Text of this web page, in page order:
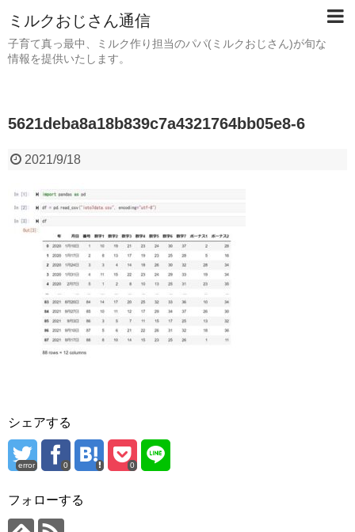
ミルクおじさん通信
子育て真っ最中、ミルク作り担当のパパ(ミルクおじさん)が旬な
情報を提供いたします。
5621deba8a18b839c7a4321764bb05e8-6
2021/9/18
シェアする
error 0 0
フォローする